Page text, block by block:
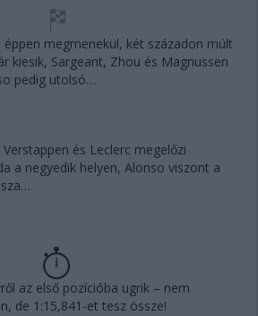
éppen megmenekül, két századon múlt
kiesik, Sargeant, Zhou és Magnussen
pedig utolsó…
és Leclerc megelőzi
a negyedik helyen, Alonso viszont a
az első pozícióba ugrik – nem
de 1:15,841-et tesz össze!